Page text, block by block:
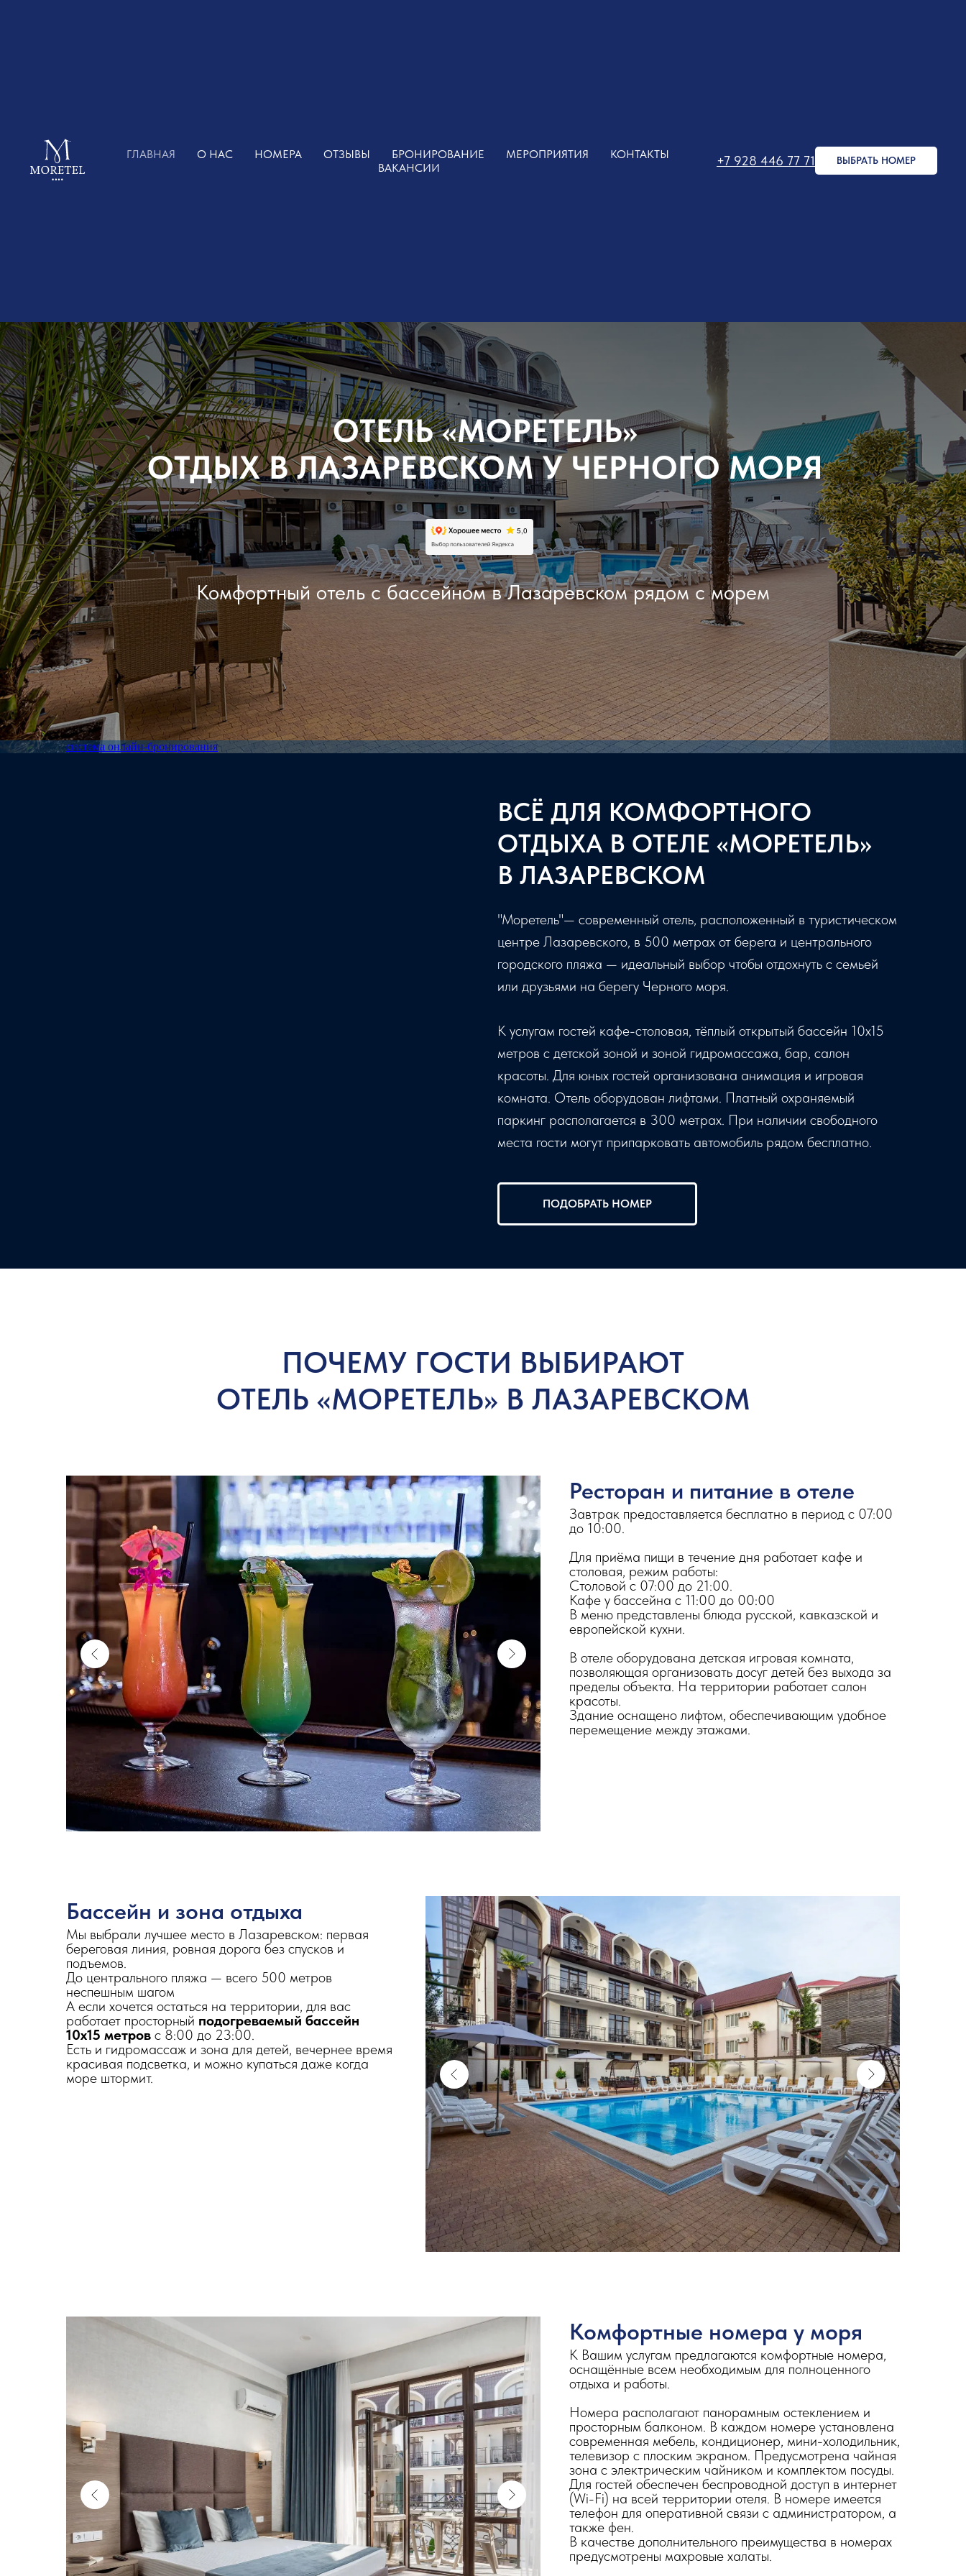
ГЛАВНАЯ О НАС НОМЕРА ОТЗЫВЫ БРОНИРОВАНИЕ МЕРОПРИЯТИЯ
КОНТАКТЫ
ВАКАНСИИ
+7 928 446 77 71 ВЫБРАТЬ НОМЕР
ОТЕЛЬ «МОРЕТЕЛЬ»
ОТДЫХ В ЛАЗАРЕВСКОМ У ЧЕРНОГО МОРЯ
Комфортный отель с бассейном в Лазаревском рядом с морем
система онлайн-бронирования
500 метров до пляжа
Открытый подогреваемый бассейн
10х15 метров
Кафе у бассейна
Бар у бассейна
Живые выступления артистов
Детский клуб
Анимация для детей
СПА-кабинет
ВСЁ ДЛЯ КОМФОРТНОГО
ОТДЫХА В ОТЕЛЕ «МОРЕТЕЛЬ»
В ЛАЗАРЕВСКОМ
"Моретель"— современный отель, расположенный в туристическом
центре Лазаревского, в 500 метрах от берега и центрального
городского пляжа — идеальный выбор чтобы отдохнуть с семьей
или друзьями на берегу Черного моря.
К услугам гостей кафе-столовая, тёплый открытый бассейн 10х15
метров с детской зоной и зоной гидромассажа, бар, салон
красоты. Для юных гостей организована анимация и игровая
комната. Отель оборудован лифтами. Платный охраняемый
паркинг располагается в 300 метрах. При наличии свободного
места гости могут припарковать автомобиль рядом бесплатно.
ПОДОБРАТЬ НОМЕР
ПОЧЕМУ ГОСТИ ВЫБИРАЮТ
ОТЕЛЬ «МОРЕТЕЛЬ» В ЛАЗАРЕВСКОМ
Ресторан и питание в отеле
Завтрак предоставляется бесплатно в период с 07:00
до 10:00.
Для приёма пищи в течение дня работает кафе и
столовая, режим работы:
Столовой с 07:00 до 21:00.
Кафе у бассейна с 11:00 до 00:00
В меню представлены блюда русской, кавказской и
европейской кухни.
В отеле оборудована детская игровая комната,
позволяющая организовать досуг детей без выхода за
пределы объекта. На территории работает салон
красоты.
Здание оснащено лифтом, обеспечивающим удобное
перемещение между этажами.
Бассейн и зона отдыха
Мы выбрали лучшее место в Лазаревском: первая
береговая линия, ровная дорога без спусков и
подъемов.
До центрального пляжа — всего 500 метров
неспешным шагом
А если хочется остаться на территории, для вас
работает просторный подогреваемый бассейн
10х15 метров с 8:00 до 23:00.
Есть и гидромассаж и зона для детей, вечернее время
красивая подсветка, и можно купаться даже когда
море штормит.
Комфортные номера у моря
К Вашим услугам предлагаются комфортные номера,
оснащённые всем необходимым для полноценного
отдыха и работы.
Номера располагают панорамным остеклением и
просторным балконом. В каждом номере установлена
современная мебель, кондиционер, мини-холодильник,
телевизор с плоским экраном. Предусмотрена чайная
зона с электрическим чайником и комплектом посуды.
Для гостей обеспечен беспроводной доступ в интернет
(Wi-Fi) на всей территории отеля. В номере имеется
телефон для оперативной связи с администратором, а
также фен.
В качестве дополнительного преимущества в номерах
предусмотрены махровые халаты.